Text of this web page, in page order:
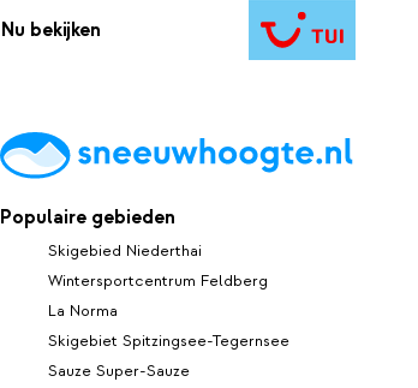
Nu bekijken
Populaire gebieden
Skigebied Niederthai
Wintersportcentrum Feldberg
La Norma
Skigebiet Spitzingsee-Tegernsee
Sauze Super-Sauze